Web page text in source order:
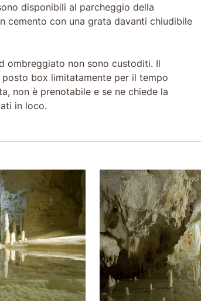
disponibili al parcheggio della
cemento con una grata davanti chiudibile
ombreggiato non sono custoditi. Il
box limitatamente per il tempo
non è prenotabile e se ne chiede la
in loco.